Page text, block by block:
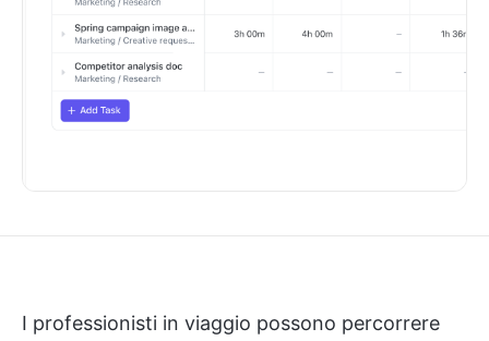
I professionisti in viaggio possono percorrere